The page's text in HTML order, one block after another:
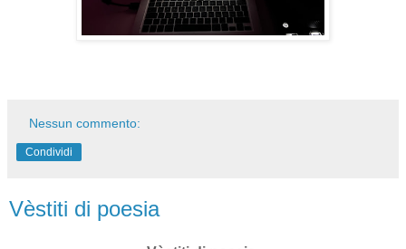
Nessun commento:
Condividi
Vèstiti di poesia